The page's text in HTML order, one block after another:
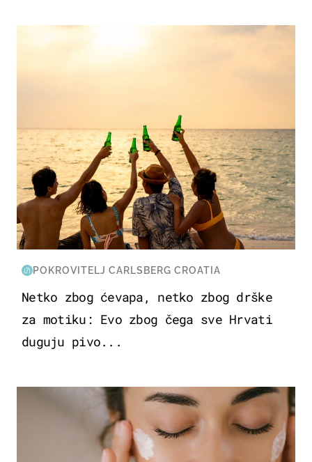
POKROVITELJ CARLSBERG CROATIA
Netko zbog ćevapa, netko zbog drške
za motiku: Evo zbog čega sve Hrvati
duguju pivo...
MODA & LJEPOTA